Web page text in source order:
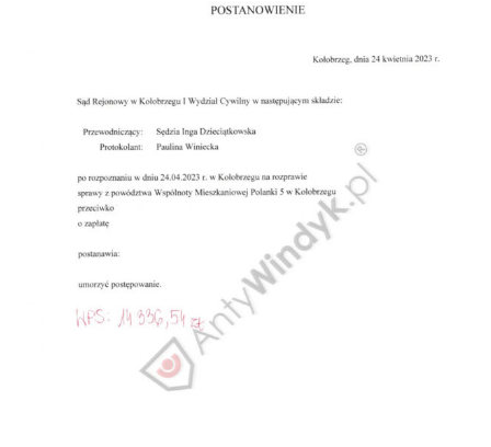
Doradztwo prawne
Doradztwo & konsulting